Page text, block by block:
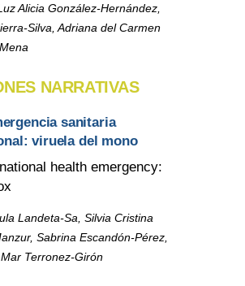
Alicia González-Hernández,
Silva, Adriana del Carmen
NARRATIVAS
sanitaria
viruela del mono
health emergency:
Landeta-Sa, Silvia Cristina
Sabrina Escandón-Pérez,
Terronez-Girón